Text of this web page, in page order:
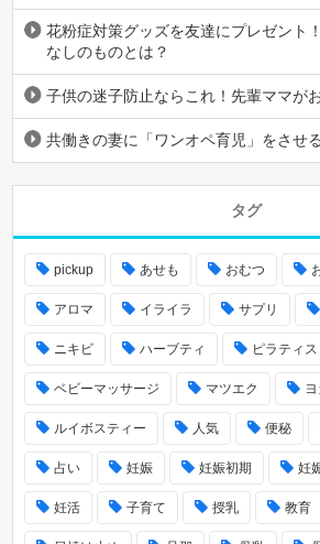
花粉症対策グッズを友達にプレゼント
なしのものとは？
子供の迷子防止ならこれ！先輩ママが
共働きの妻に「ワンオペ育児」をさせ
タグ
pickup あせも おむつ
アロマ イライラ サプリ
ニキビ ハーブティ ピラティス
ベビーマッサージ マツエク
ルイボスティー 人気 便秘
占い 妊娠 妊娠初期 妊
妊活 子育て 授乳 教育